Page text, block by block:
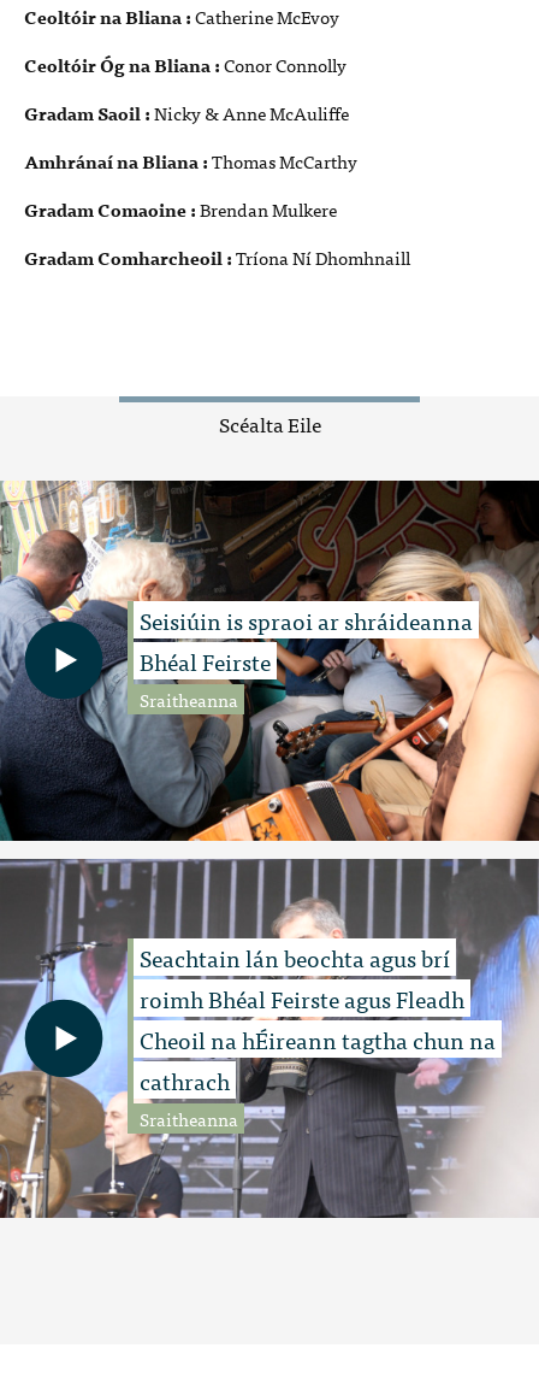
Ceoltóir na Bliana :Catherine McEvoy
Ceoltóir Óg na Bliana :Conor Connolly
Gradam Saoil :Nicky & Anne McAuliffe
Amhránaí na Bliana :Thomas McCarthy
Gradam Comaoine :Brendan Mulkere
Gradam Comharcheoil :Tríona Ní Dhomhnaill
Scéalta Eile
Seisiúin is spraoi ar shráideanna
Bhéal Feirste
Sraitheanna
Seachtain lán beochta agus brí
roimh Bhéal Feirste agus Fleadh
Cheoil na hÉireann tagtha chun na
cathrach
Sraitheanna